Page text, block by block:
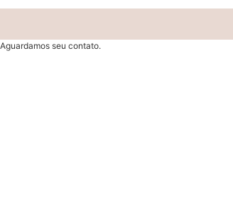
Aguardamos seu contato.